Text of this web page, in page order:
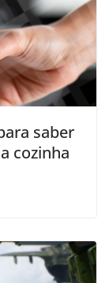
saber
cozinha